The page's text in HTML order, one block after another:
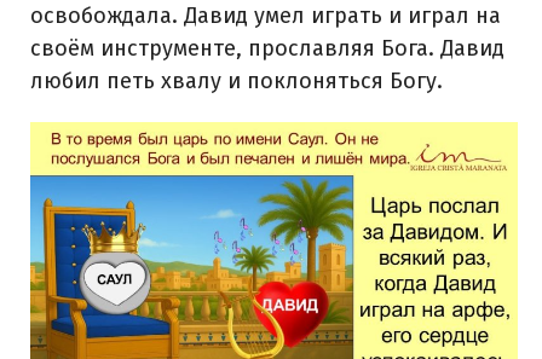
освобождала. Давид умел играть и играл на
своём инструменте, прославляя Бога. Давид
любил петь хвалу и поклоняться Богу.